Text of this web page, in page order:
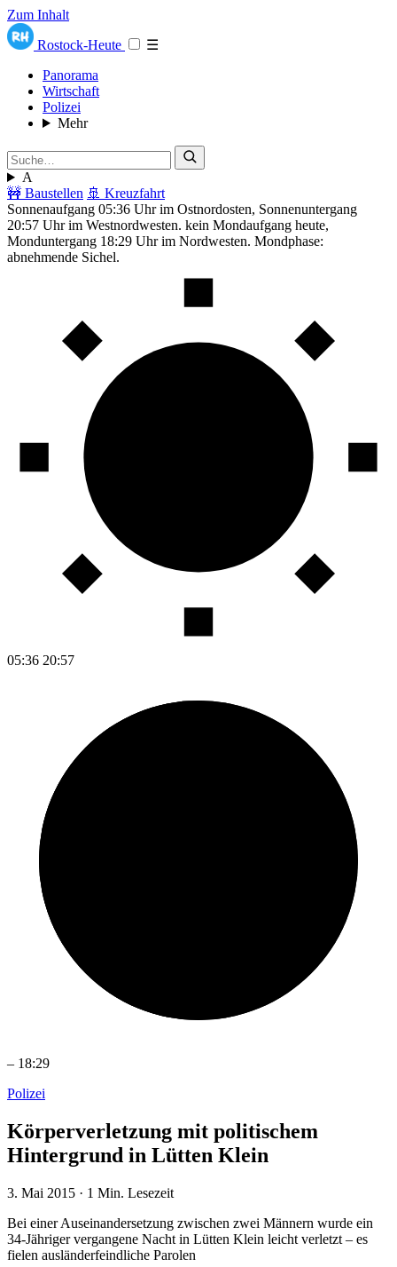
Zum Inhalt
Rostock-Heute
☰
Panorama
Wirtschaft
Polizei
Mehr
A
🚧 Baustellen 🚢 Kreuzfahrt
Sonnenaufgang 05:36 Uhr im Ostnordosten, Sonnenuntergang
20:57 Uhr im Westnordwesten. kein Mondaufgang heute,
Monduntergang 18:29 Uhr im Nordwesten. Mondphase:
abnehmende Sichel.
05:36 20:57
– 18:29
Polizei
Körperverletzung mit politischem
Hintergrund in Lütten Klein
3. Mai 2015 · 1 Min. Lesezeit
Bei einer Auseinandersetzung zwischen zwei Männern wurde ein
34-Jähriger vergangene Nacht in Lütten Klein leicht verletzt – es
fielen ausländerfeindliche Parolen